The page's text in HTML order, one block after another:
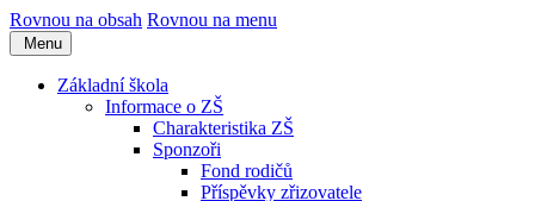
Rovnou na obsah Rovnou na menu
Menu
Základní škola
Informace o ZŠ
Charakteristika ZŠ
Sponzoři
Fond rodičů
Příspěvky zřizovatele